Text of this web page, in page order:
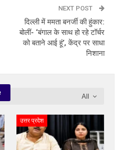
NEXT POST
दिल्ली में ममता बनर्जी की हुंकार:
बोलीं- ‘बंगाल के साथ हो रहे टॉर्चर
को बताने आई हूं’, केंद्र पर साधा
निशाना
All
उत्तर प्रदेश